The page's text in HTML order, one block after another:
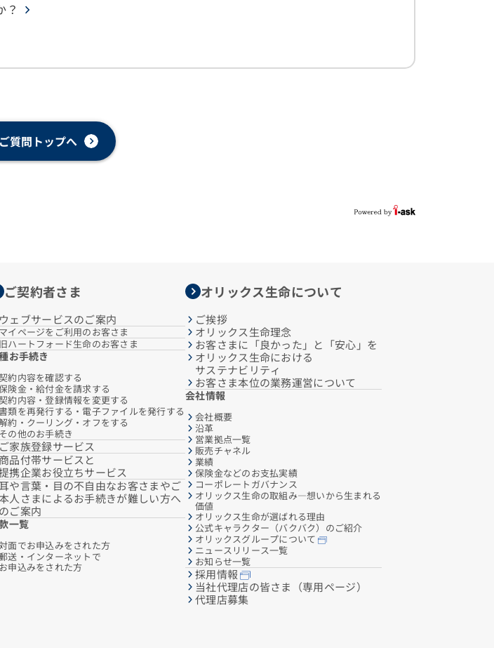
？
質問トップへ
ご契約者さま
ウェブサービスのご案内
マイページをご利用のお客さま
旧ハートフォード生命のお客さま
お手続き
契約内容を確認する
険金・給付金を請求する
契約内容・登録情報を変更する
類を再発行する・電子ファイルを発行する
約・クーリング・オフをする
その他のお手続き
ご家族登録サービス
商品付帯サービスと
携企業お役立ちサービス
耳や言葉・目の不自由なお客さまやご
本人さまによるお手続きが難しい方へ
のご案内
一覧
面でお申込みをされた方
送・インターネットで
お申込みをされた方
オリックス生命について
ご挨拶
オリックス生命理念
お客さまに「良かった」と「安心」を
オリックス生命における
サステナビリティ
お客さま本位の業務運営について
会社情報
会社概要
沿革
営業拠点一覧
販売チャネル
業績
保険金などのお支払実績
コーポレートガバナンス
オリックス生命の取組み―想いから生まれる
価値
オリックス生命が選ばれる理由
公式キャラクター（バクバク）のご紹介
オリックスグループについて
ニュースリリース一覧
お知らせ一覧
採用情報
当社代理店の皆さま（専用ページ）
代理店募集